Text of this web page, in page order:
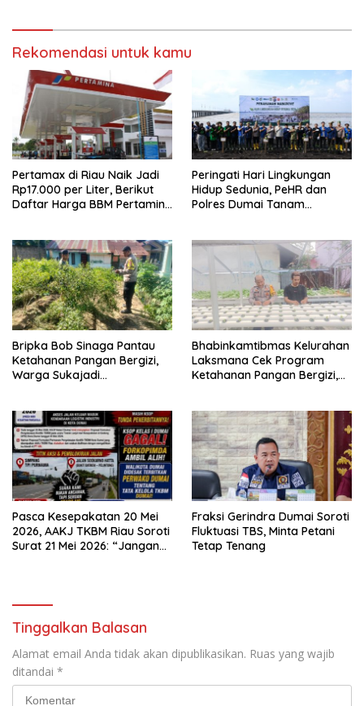
Rekomendasi untuk kamu
Pertamax di Riau Naik Jadi
Rp17.000 per Liter, Berikut
Daftar Harga BBM Pertamina
Peringati Hari Lingkungan
Hidup Sedunia, PeHR dan
Polres Dumai Tanam
Bripka Bob Sinaga Pantau
Ketahanan Pangan Bergizi,
Warga Sukajadi
Bhabinkamtibmas Kelurahan
Laksmana Cek Program
Ketahanan Pangan Bergizi,
Pasca Kesepakatan 20 Mei
2026, AAKJ TKBM Riau Soroti
Surat 21 Mei 2026: “Jangan
Fraksi Gerindra Dumai Soroti
Fluktuasi TBS, Minta Petani
Tetap Tenang
Tinggalkan Balasan
Alamat email Anda tidak akan dipublikasikan. Ruas yang wajib
ditandai *